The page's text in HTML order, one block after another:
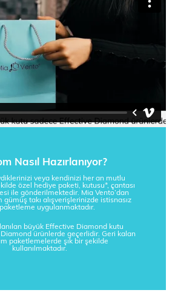
Nasıl Hazırlanıyor?
veya kendinizi her an mutlu
özel hediye paketi, kutusu*, çantası
ile gönderilmektedir. Mia Vento’dan
gümüş takı alışverişlerinizde istisnasız
uygulanmaktadır.
büyük Effective Diamond kutu
ürünlerde geçerlidir. Geri kalan
paketlemelerde şık bir şekilde
kullanılmaktadır.